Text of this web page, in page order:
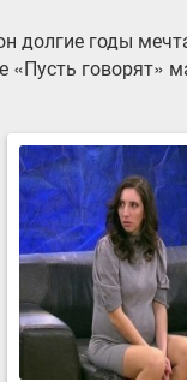
годы
«Пусть говорят»